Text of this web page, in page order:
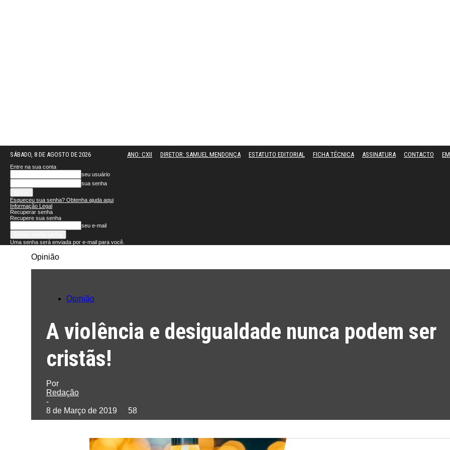
SÁBADO, 8 DE AGOSTO DE 2026 ANO: CXII DIRETOR: SAMUEL MENDONÇA ESTATUTO EDITORIAL FICHA TÉCNICA ASSINATURA CONTACTO
Entre na sua conta
seu usuário
sua senha
Esqueceu sua senha? Obtenha ajuda aqui
Informação Legal
Recuperar senha
Recupere sua senha
seu e-mail
Uma senha será enviada por e-mail para você.
Opinião
Opinião
A violência e desigualdade nunca podem ser
cristãs!
Por
Redação
-
8 de Março de 2019
58